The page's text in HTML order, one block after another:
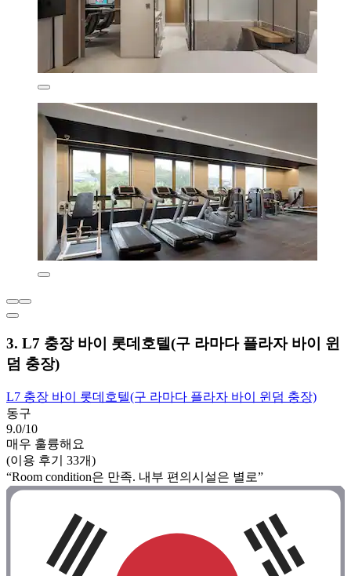
3. L7 충장 바이 롯데호텔(구 라마다 플라자 바이 윈
덤 충장)
L7 충장 바이 롯데호텔(구 라마다 플라자 바이 윈덤 충장)
동구
9.0/10
매우 훌륭해요
(이용 후기 33개)
“Room condition은 만족. 내부 편의시설은 별로”